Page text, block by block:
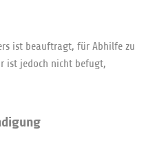
ist beauftragt, für Abhilfe zu
ist jedoch nicht befugt,